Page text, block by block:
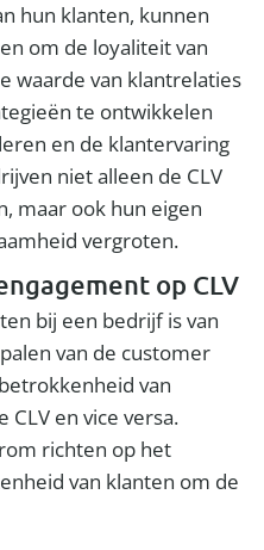
hun klanten, kunnen
om de loyaliteit van
waarde van klantrelaties
te ontwikkelen
en de klantervaring
niet alleen de CLV
maar ook hun eigen
vergroten.
op CLV
bij een bedrijf is van
van de customer
van
en vice versa.
richten op het
van klanten om de